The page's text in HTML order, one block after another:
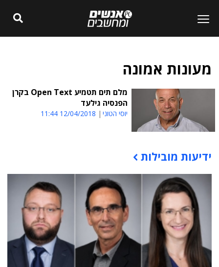
מעונות אמונה
מלם תים תטמיע Open Text בקרן
הפנסיה גילעד
יוסי הטוני 12/04/2018 11:44
תוכן פרסומי
ידיעות מובילות